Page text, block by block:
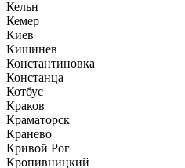
Кельн
Кемер
Киев
Кишинев
Константиновка
Констанца
Котбус
Краков
Краматорск
Кранево
Кривой Рог
Кропивницкий